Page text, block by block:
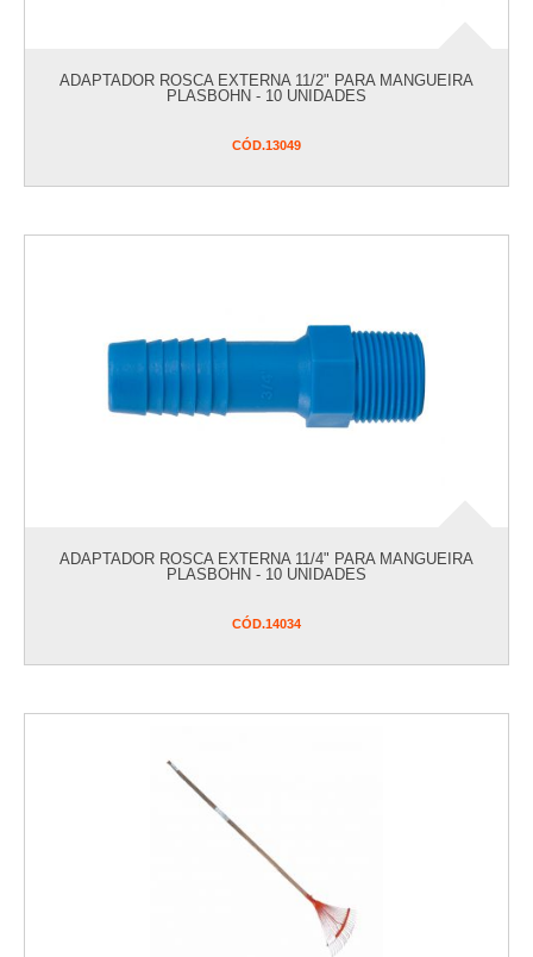
ADAPTADOR ROSCA EXTERNA 11/2" PARA MANGUEIRA
PLASBOHN - 10 UNIDADES
CÓD.13049
ADAPTADOR ROSCA EXTERNA 11/4" PARA MANGUEIRA
PLASBOHN - 10 UNIDADES
CÓD.14034